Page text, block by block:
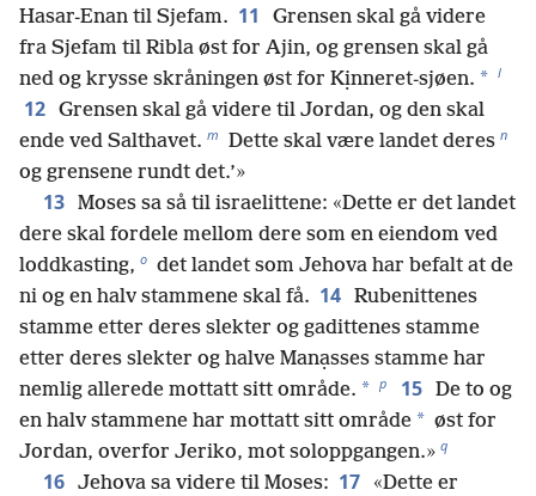
Hasar-Enan til Sjefam. 11
Grensen skal gå videre
fra Sjefam til Ribla øst for Ajin, og grensen skal gå
ned og krysse skråningen øst for Kịnneret-sjøen. * l
12 Grensen skal gå videre til Jordan, og den skal
ende ved Salthavet. m Dette skal være landet deres n
og grensene rundt det.’»
13 Moses sa så til israelittene: «Dette er det landet
dere skal fordele mellom dere som en eiendom ved
loddkasting, o det landet som Jehova har befalt at de
ni og en halv stammene skal få. 14 Rubenittenes
stamme etter deres slekter og gadittenes stamme
etter deres slekter og halve Manạsses stamme har
nemlig allerede mottatt sitt område. * p 15 De to og
en halv stammene har mottatt sitt område * øst for
Jordan, overfor Jeriko, mot soloppgangen.» q
16 Jehova sa videre til Moses: 17
«Dette er